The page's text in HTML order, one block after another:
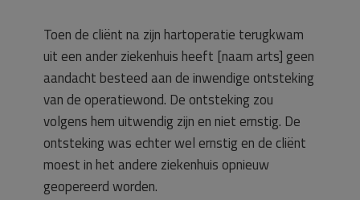
Toen de cliënt na zijn hartoperatie terugkwam
uit een ander ziekenhuis heeft [naam arts] geen
aandacht besteed aan de inwendige ontsteking
van de operatiewond. De ontsteking zou
volgens hem uitwendig zijn en niet ernstig. De
ontsteking was echter wel ernstig en de cliënt
moest in het andere ziekenhuis opnieuw
geopereerd worden.